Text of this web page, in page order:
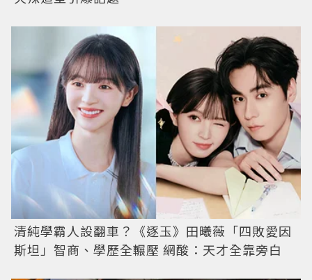
清純學霸人設翻車？《逐玉》田曦薇「四敗愛因
斯坦」智商、學歷全輾壓 網酸：天才全靠旁白